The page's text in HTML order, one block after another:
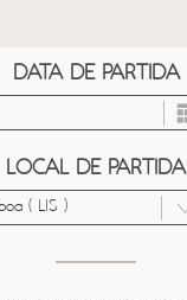
DATA DE PARTIDA
LOCAL DE PARTIDA